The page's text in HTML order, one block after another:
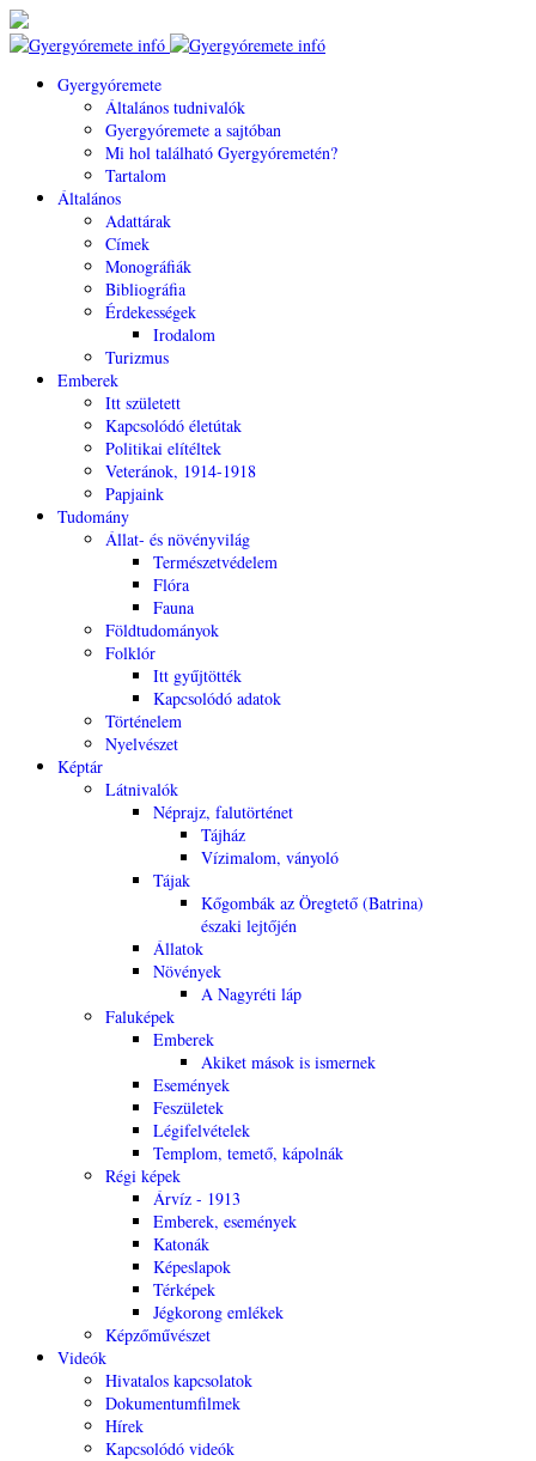
Gyergyóremete
Általános tudnivalók
Gyergyóremete a sajtóban
Mi hol található Gyergyóremetén?
Tartalom
Általános
Adattárak
Címek
Monográfiák
Bibliográfia
Érdekességek
Irodalom
Turizmus
Emberek
Itt született
Kapcsolódó életútak
Politikai elítéltek
Veteránok, 1914-1918
Papjaink
Tudomány
Állat- és növényvilág
Természetvédelem
Flóra
Fauna
Földtudományok
Folklór
Itt gyűjtötték
Kapcsolódó adatok
Történelem
Nyelvészet
Képtár
Látnivalók
Néprajz, falutörténet
Tájház
Vízimalom, ványoló
Tájak
Kőgombák az Öregtető (Batrina)
északi lejtőjén
Állatok
Növények
A Nagyréti láp
Faluképek
Emberek
Akiket mások is ismernek
Események
Feszületek
Légifelvételek
Templom, temető, kápolnák
Régi képek
Árvíz - 1913
Emberek, események
Katonák
Képeslapok
Térképek
Jégkorong emlékek
Képzőművészet
Videók
Hivatalos kapcsolatok
Dokumentumfilmek
Hírek
Kapcsolódó videók